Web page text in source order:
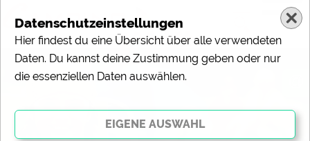
Datenschutzeinstellungen
Hier findest du eine Übersicht über alle verwendeten
Daten. Du kannst deine Zustimmung geben oder nur
die essenziellen Daten auswählen.